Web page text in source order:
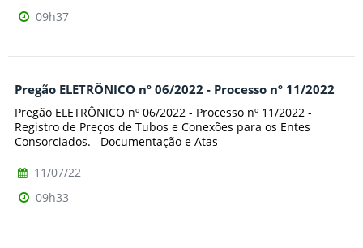
09h37
Pregão ELETRÔNICO nº 06/2022 - Processo nº 11/2022
Pregão ELETRÔNICO nº 06/2022 - Processo nº 11/2022 -
Registro de Preços de Tubos e Conexões para os Entes
Consorciados. Documentação e Atas
11/07/22
09h33